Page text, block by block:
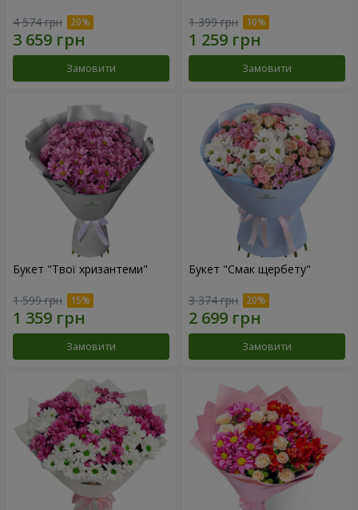
4 574 грн
Замовити
1 399 грн
Замовити
Букет "Твої хризантеми"
1 599 грн
Замовити
Букет "Смак щербету"
3 374 грн
Замовити